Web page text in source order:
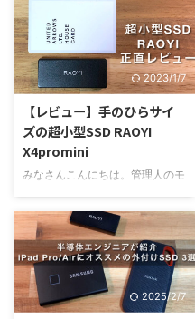
iPhone/iPadのデータは外部スト
レージ ...
のにしてしまうと、停電などの障
害でデータが全損してしまっ
た！！なんて悲しいことになる可
能性もあります。 この記事で
は、それぞれの環境ではどんなフ
を解説していますので、フォーマ
ット形式選びに悩まれている方は
ぜひ参考にしてください。 結局
どのフォーマット形式にすればい
形式の簡易的な選び方 結論は、
上記表のように選んでいただけれ
ば問題ないと思います。 基本的
...
2023/1/7
【レビュー】手のひらサイ
ズの超小型SSD RAOYI
X4promini
みなさんこんにちは。管理人のモ
SSDで有名なRAOYIのSSDをレ
ビューしていこうと思います。
RAOYIという名前を初めて聞く人
の方が多いと思いますので、正直
に思ったことを書いていこうと思
います。 忖度なしで、微妙だと
2025/2/7